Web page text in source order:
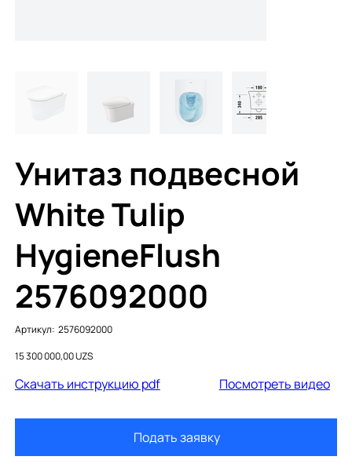
Унитаз подвесной
White Tulip
HygieneFlush
2576092000
Артикул: Артикул:
2576092000
2576092000
Цена
15 300 000,00 UZS
Cкачать инструкцию pdf Посмотреть видео
Подать заявку